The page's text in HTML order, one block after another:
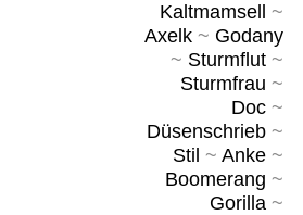
Kaltmamsell
~
Axelk~ Godany
~ Sturmflut~
Sturmfrau ~
Doc~
Düsenschrieb~
Stil ~ Anke~
Boomerang ~
Gorilla~